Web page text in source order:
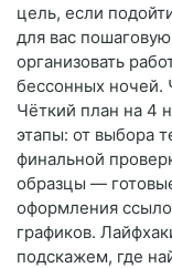
цель, если
для вас
организовать
бессонных ночей.
Чёткий план на 4
этапы: от выбора
финальной
образцы —
оформления
графиков.
подскажем, где